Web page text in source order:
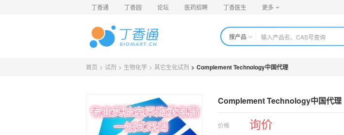
丁香通 丁香园 论坛 医药招聘 丁香医生 更多
搜产品
首页 > 试剂 > 生物化学 > 其它生化试剂 > Complement Technology中国代理
Complement Technology中国代理
价格 询价